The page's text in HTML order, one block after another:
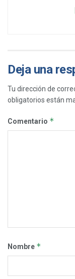
Deja una
Tu dirección de
obligatorios están
Comentario *
Nombre *